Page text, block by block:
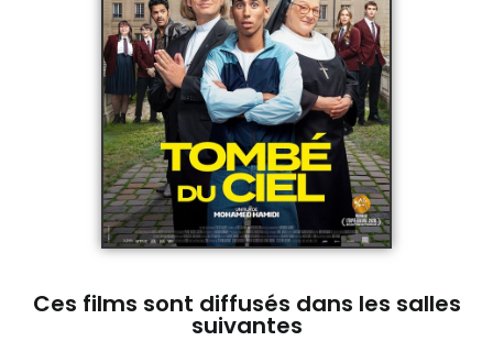
Ces films sont diffusés dans les salles
suivantes